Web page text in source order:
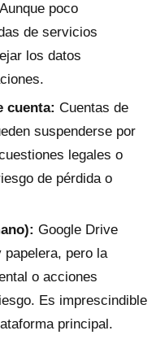
Aunque poco
de servicios
los datos
cuenta: Cuentas de
suspenderse por
legales o
de pérdida o
Google Drive
pero la
o acciones
Es imprescindible
principal.